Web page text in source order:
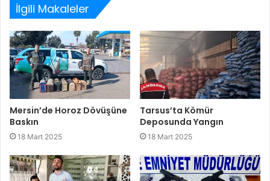
İlgili Makaleler
Mersin’de Horoz Dövüşüne
Baskın
18 Mart 2025
Tarsus’ta Kömür
Deposunda Yangın
18 Mart 2025